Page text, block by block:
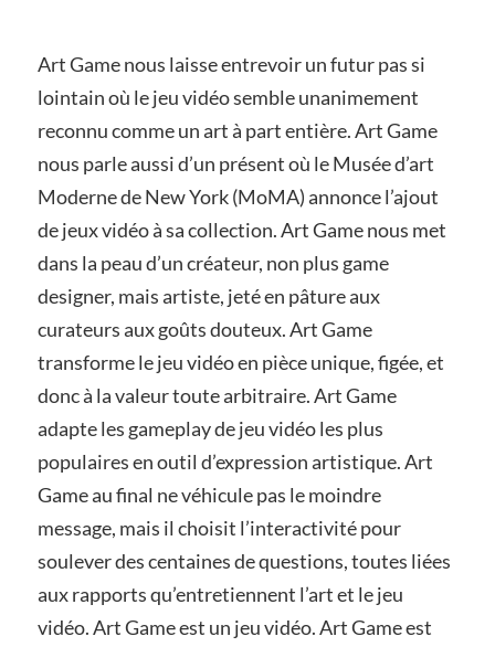
Art Game nous laisse entrevoir un futur pas si
lointain où le jeu vidéo semble unanimement
reconnu comme un art à part entière. Art Game
nous parle aussi d’un présent où le Musée d’art
Moderne de New York (MoMA) annonce l’ajout
de jeux vidéo à sa collection. Art Game nous met
dans la peau d’un créateur, non plus game
designer, mais artiste, jeté en pâture aux
curateurs aux goûts douteux. Art Game
transforme le jeu vidéo en pièce unique, figée, et
donc à la valeur toute arbitraire. Art Game
adapte les gameplay de jeu vidéo les plus
populaires en outil d’expression artistique. Art
Game au final ne véhicule pas le moindre
message, mais il choisit l’interactivité pour
soulever des centaines de questions, toutes liées
aux rapports qu’entretiennent l’art et le jeu
vidéo. Art Game est un jeu vidéo. Art Game est